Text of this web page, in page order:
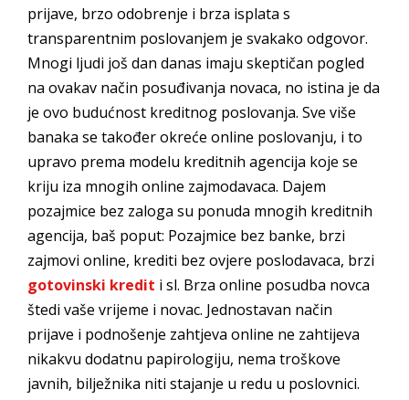
prijave, brzo odobrenje i brza isplata s
transparentnim poslovanjem je svakako odgovor.
Mnogi ljudi još dan danas imaju skeptičan pogled
na ovakav način posuđivanja novaca, no istina je da
je ovo budućnost kreditnog poslovanja. Sve više
banaka se također okreće online poslovanju, i to
upravo prema modelu kreditnih agencija koje se
kriju iza mnogih online zajmodavaca. Dajem
pozajmice bez zaloga su ponuda mnogih kreditnih
agencija, baš poput: Pozajmice bez banke, brzi
zajmovi online, krediti bez ovjere poslodavaca, brzi
gotovinski kredit i sl. Brza online posudba novca
štedi vaše vrijeme i novac. Jednostavan način
prijave i podnošenje zahtjeva online ne zahtijeva
nikakvu dodatnu papirologiju, nema troškove
javnih, bilježnika niti stajanje u redu u poslovnici.